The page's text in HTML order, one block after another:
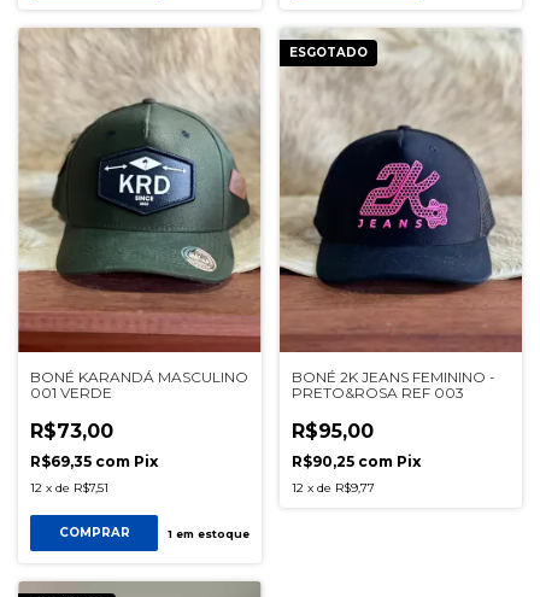
BONÉ KARANDÁ MASCULINO
001 VERDE
R$73,00
R$69,35 com Pix
12 x de R$7,51
COMPRAR 1em estoque
ESGOTADO
BONÉ 2K JEANS FEMININO -
PRETO&ROSA REF 003
R$95,00
R$90,25 com Pix
12 x de R$9,77